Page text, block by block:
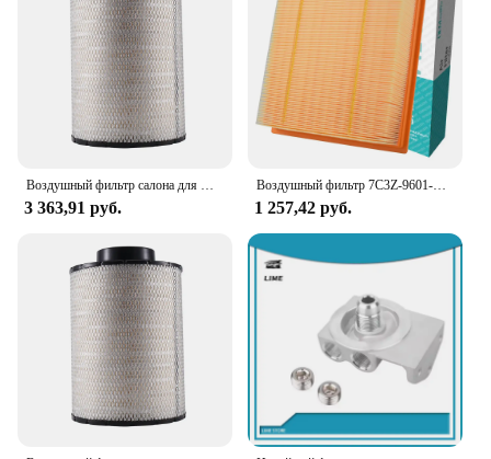
3 363,91 руб.
Воздушный фильтр 7C3Z-9601-A для Ford F-150 F150, летняя экспедиция
1 257,42 руб.